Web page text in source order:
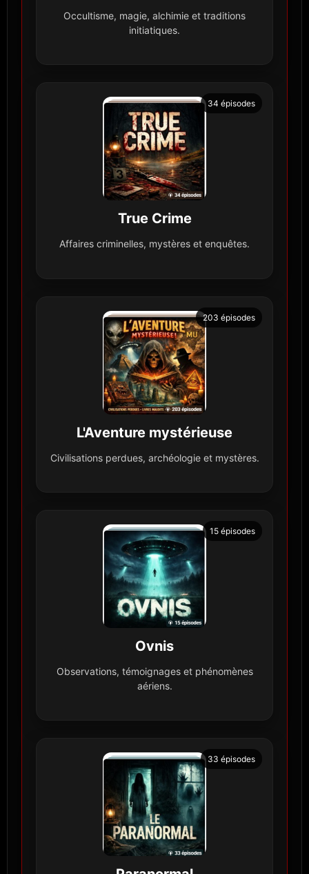
Occultisme, magie, alchimie et traditions
initiatiques.
34 épisodes
True Crime
Affaires criminelles, mystères et enquêtes.
203 épisodes
L'Aventure mystérieuse
Civilisations perdues, archéologie et mystères.
15 épisodes
Ovnis
Observations, témoignages et phénomènes
aériens.
33 épisodes